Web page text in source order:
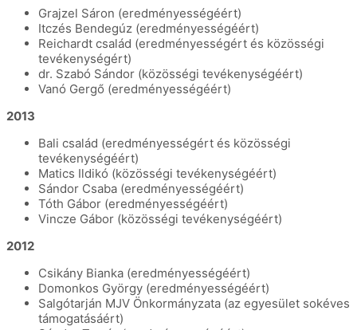
Grajzel Sáron (eredményességéért)
Itczés Bendegúz (eredményességéért)
Reichardt család (eredményességért és közösségi
tevékenységért)
dr. Szabó Sándor (közösségi tevékenységéért)
Vanó Gergő (eredményességéért)
2013
Bali család (eredményességért és közösségi
tevékenységéért)
Matics Ildikó (közösségi tevékenységéért)
Sándor Csaba (eredményességéért)
Tóth Gábor (eredményességéért)
Vincze Gábor (közösségi tevékenységéért)
2012
Csikány Bianka (eredményességéért)
Domonkos György (eredményességéért)
Salgótarján MJV Önkormányzata (az egyesület sokéves
támogatásáért)